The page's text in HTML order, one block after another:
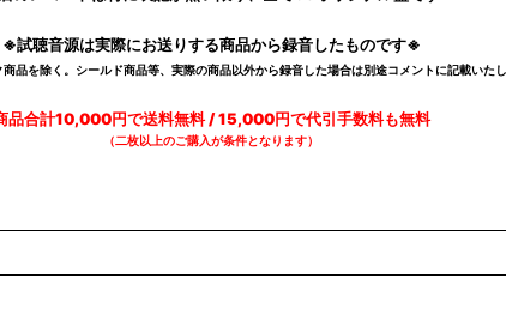
※試聴音源は実際にお送りする商品から録音したものです※
品を除く。シールド商品等、実際の商品以外から録音した場合は別途コメントに記載いた
品合計10,000円で送料無料 / 15,000円で代引手数料も無料
（二枚以上のご購入が条件となります）